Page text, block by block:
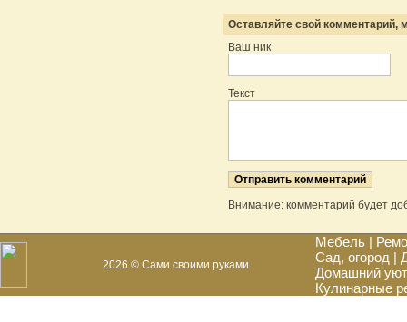
Оставляйте свой комментарий,
Ваш ник
Текст
Внимание: комментарий будет
2026 © Сами своими руками
Мебель |
Сад, огород |
Домашний уют
Кулинарные